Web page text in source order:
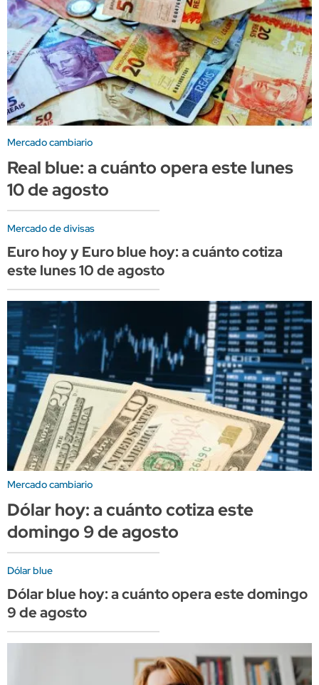
Mercado cambiario
Real blue: a cuánto opera este lunes
10 de agosto
Mercado de divisas
Euro hoy y Euro blue hoy: a cuánto cotiza
este lunes 10 de agosto
Mercado cambiario
Dólar hoy: a cuánto cotiza este
domingo 9 de agosto
Dólar blue
Dólar blue hoy: a cuánto opera este domingo
9 de agosto